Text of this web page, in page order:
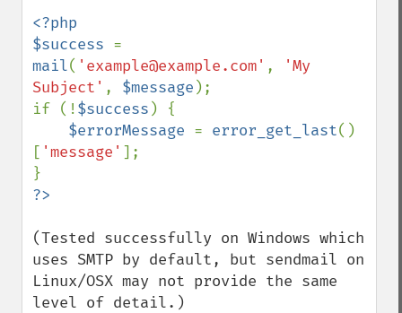
<?php
$success
mail( 'example@example.com' ,
'My
Subject' , $message );
if (!$success ) {
$errorMessage = error_get_last()
[ 'message' ];
(Tested successfully on Windows which
uses SMTP by default, but sendmail on
Linux/OSX may not provide the same
level of detail.)